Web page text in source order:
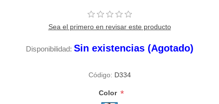
Sea el primero en revisar este producto
Disponibilidad: Sin existencias (Agotado)
Código: D334
Color *